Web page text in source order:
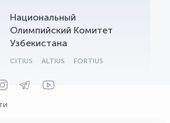
Национальный
Олимпийский Комитет
Узбекистана
CITIUS ALTIUS FORTIUS
- yordamchi